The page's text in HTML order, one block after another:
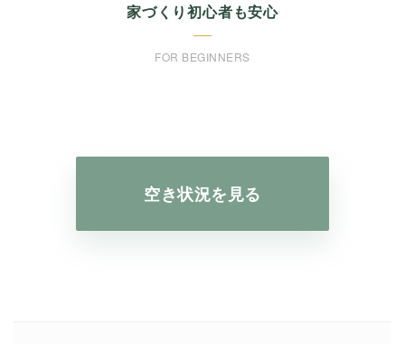
家づくり初心者も安心
FOR BEGINNERS
空き状況を見る